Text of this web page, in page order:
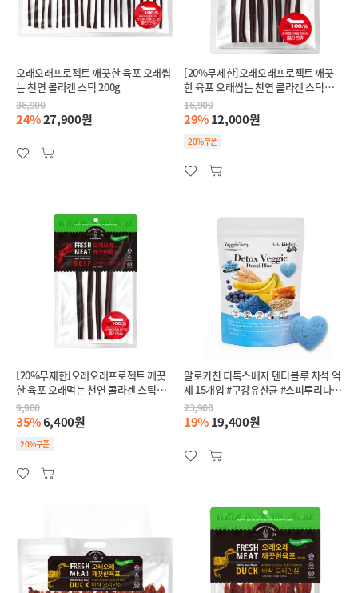
오래오래프로젝트 깨끗한 육포 오래씹
는 천연 콜라겐 스틱 200g
36,900
24%27,900원
[20%무제한]오래오래프로젝트 깨끗
한 육포 오래씹는 천연 콜라겐 스틱
100g
16,900
29%12,000원
20%쿠폰
[20%무제한]오래오래프로젝트 깨끗
한 육포 오래먹는 천연 콜라겐 스틱
50g
9,900
35%6,400원
20%쿠폰
알로키친 디톡스베지 덴티블루 치석 억
제 15개입 #구강유산균 #스피루리나 #
제주감태
23,900
19%19,400원